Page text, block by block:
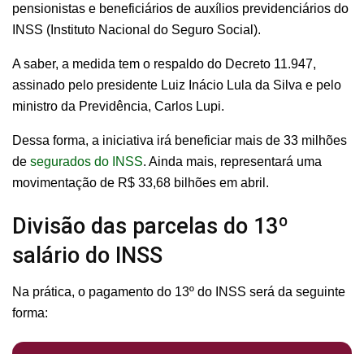
pensionistas e beneficiários de auxílios previdenciários do
INSS (Instituto Nacional do Seguro Social).
A saber, a medida tem o respaldo do Decreto 11.947,
assinado pelo presidente Luiz Inácio Lula da Silva e pelo
ministro da Previdência, Carlos Lupi.
Dessa forma, a iniciativa irá beneficiar mais de 33 milhões
de segurados do INSS. Ainda mais, representará uma
movimentação de R$ 33,68 bilhões em abril.
Divisão das parcelas do 13º
salário do INSS
Na prática, o pagamento do 13º do INSS será da seguinte
forma: